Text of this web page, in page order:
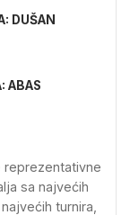
DUŠAN
ABAS
reprezentativne
sa najvećih
turnira,